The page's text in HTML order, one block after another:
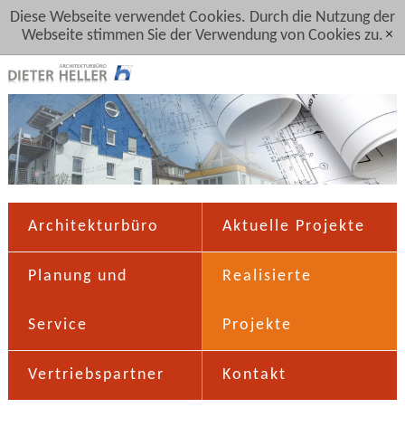
Diese Webseite verwendet Cookies. Durch die Nutzung der
Webseite stimmen Sie der Verwendung von Cookies zu. [x]
Architekturbüro Aktuelle Projekte
Planung und
Service
Realisierte
Projekte
Vertriebspartner Kontakt